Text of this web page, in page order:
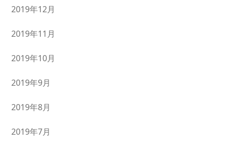
2019年12月
2019年11月
2019年10月
2019年9月
2019年8月
2019年7月